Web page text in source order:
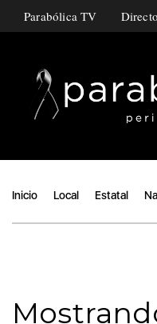
Parabólica TV
Inicio Local Estatal